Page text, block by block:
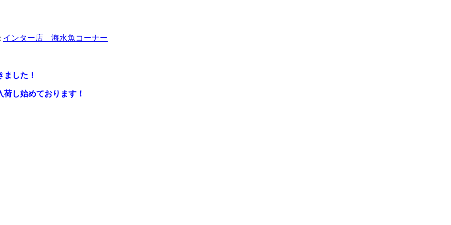
インター店 海水魚コーナー
した！
し始めております！